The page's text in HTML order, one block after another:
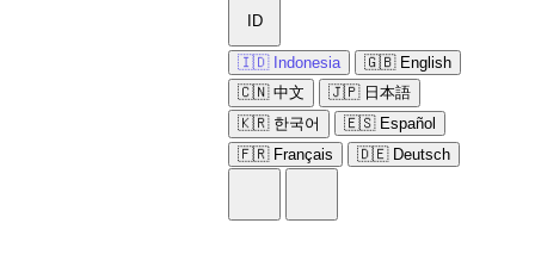
ID
🇮🇩 Indonesia
🇬🇧 English
🇨🇳 中文
🇯🇵 日本語
🇰🇷 한국어
🇪🇸 Español
🇫🇷 Français
🇩🇪 Deutsch